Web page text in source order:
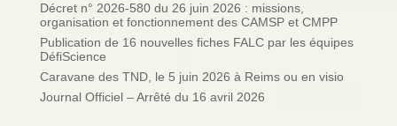
Décret n° 2026-580 du 26 juin 2026 : missions,
organisation et fonctionnement des CAMSP et CMPP
Publication de 16 nouvelles fiches FALC par les équipes
DéfiScience
Caravane des TND, le 5 juin 2026 à Reims ou en visio
Journal Officiel – Arrêté du 16 avril 2026